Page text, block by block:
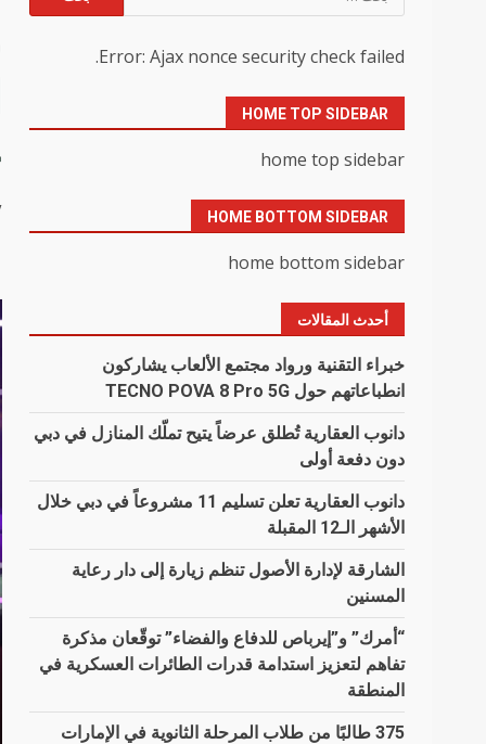
عن:
Error: Ajax nonce security check failed.
HOME TOP SIDEBAR
home top sidebar
HOME BOTTOM SIDEBAR
home bottom sidebar
أحدث المقالات
خبراء التقنية ورواد مجتمع الألعاب يشاركون
انطباعاتهم حول TECNO POVA 8 Pro 5G
دانوب العقارية تُطلق عرضاً يتيح تملّك المنازل في دبي
دون دفعة أولى
دانوب العقارية تعلن تسليم 11 مشروعاً في دبي خلال
الأشهر الـ12 المقبلة
الشارقة لإدارة الأصول تنظم زيارة إلى دار رعاية
المسنين
“أمرك” و”إيرباص للدفاع والفضاء” توقّعان مذكرة
تفاهم لتعزيز استدامة قدرات الطائرات العسكرية في
المنطقة
375 طالبًا من طلاب المرحلة الثانوية في الإمارات